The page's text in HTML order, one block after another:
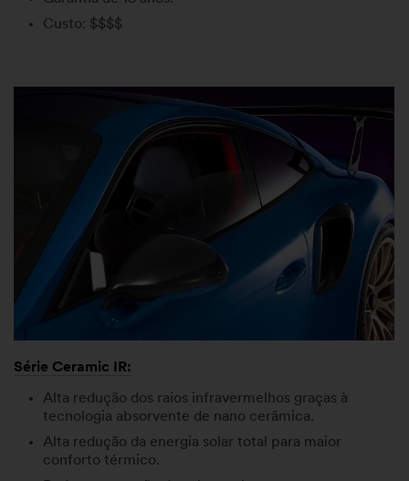
Custo: $$$$
Série Ceramic IR:
Alta redução dos raios infravermelhos graças à
tecnologia absorvente de nano cerâmica.
Alta redução da energia solar total para maior
conforto térmico.